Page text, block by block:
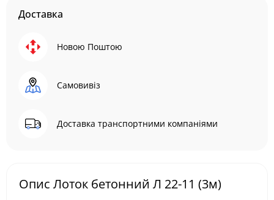
Доставка
Новою Поштою
Самовивіз
Доставка транспортними компаніями
Опис Лоток бетонний Л 22-11 (3м)